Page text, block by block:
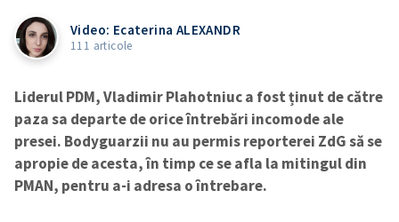
Video: Ecaterina ALEXANDR
111 articole
Liderul PDM, Vladimir Plahotniuc a fost ținut de către
paza sa departe de orice întrebări incomode ale
presei. Bodyguarzii nu au permis reporterei ZdG să se
apropie de acesta, în timp ce se afla la mitingul din
PMAN, pentru a-i adresa o întrebare.